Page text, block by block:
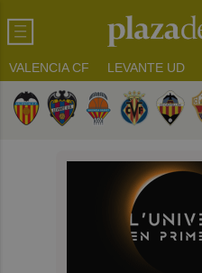
VALENCIA CF LEVANTE UD